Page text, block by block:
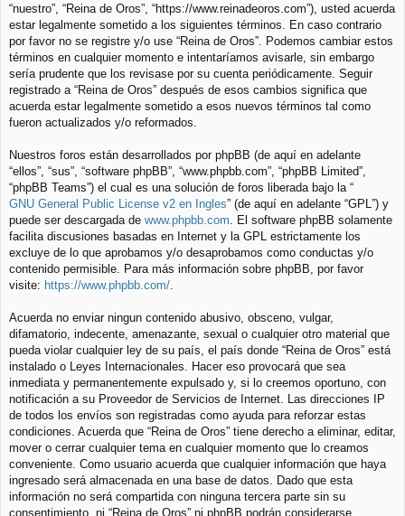
e
“nuestro”, “Reina de Oros”, “https://www.reinadeoros.com”), usted acuerda
estar legalmente sometido a los siguientes términos. En caso contrario
por favor no se registre y/o use “Reina de Oros”. Podemos cambiar estos
términos en cualquier momento e intentaríamos avisarle, sin embargo
sería prudente que los revisase por su cuenta periódicamente. Seguir
registrado a “Reina de Oros” después de esos cambios significa que
acuerda estar legalmente sometido a esos nuevos términos tal como
fueron actualizados y/o reformados.
Nuestros foros están desarrollados por phpBB (de aquí en adelante
“ellos”, “sus”, “software phpBB”, “www.phpbb.com”, “phpBB Limited”,
“phpBB Teams”) el cual es una solución de foros liberada bajo la “
GNU General Public License v2 en Ingles” (de aquí en adelante “GPL”) y
puede ser descargada de www.phpbb.com . El software phpBB solamente
facilita discusiones basadas en Internet y la GPL estrictamente los
excluye de lo que aprobamos y/o desaprobamos como conductas y/o
contenido permisible. Para más información sobre phpBB, por favor
visite: https://www.phpbb.com/
Acuerda no enviar ningun contenido abusivo, obsceno, vulgar,
difamatorio, indecente, amenazante, sexual o cualquier otro material que
pueda violar cualquier ley de su país, el país donde “Reina de Oros” está
instalado o Leyes Internacionales. Hacer eso provocará que sea
inmediata y permanentemente expulsado y, si lo creemos oportuno, con
notificación a su Proveedor de Servicios de Internet. Las direcciones IP
de todos los envíos son registradas como ayuda para reforzar estas
condiciones. Acuerda que “Reina de Oros” tiene derecho a eliminar, editar,
mover o cerrar cualquier tema en cualquier momento que lo creamos
conveniente. Como usuario acuerda que cualquier información que haya
ingresado será almacenada en una base de datos. Dado que esta
información no será compartida con ninguna tercera parte sin su
consentimiento, ni “Reina de Oros” ni phpBB podrán considerarse